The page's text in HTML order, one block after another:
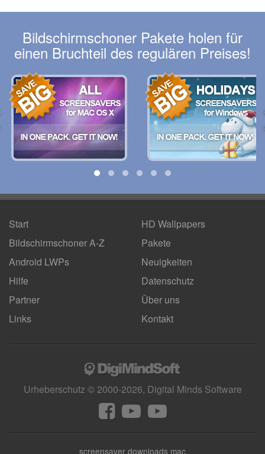
Bildschirmschoner Pakete holen für
einen Bruchteil des regulären Preises!
Start
Bildschirmschoner A-Z
Android LWPs
HD Wallpapers
Pakete
Neuigkeiten
Hilfe
Partner
Links
Datenschutz
Über uns
Kontakt
Urheberschutz © 2000-2026, Digital Minds Software
screensaver downloads mac